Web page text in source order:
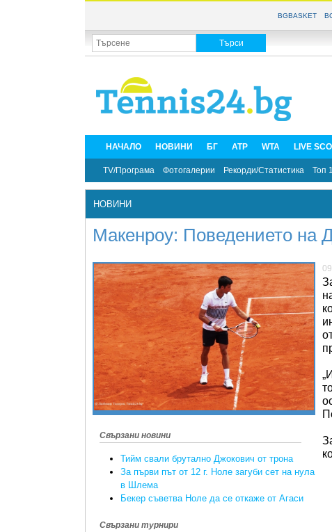
BGBASKET
НАЧАЛО НОВИНИ БГ ATP WTA LIVE
TV/Програма Фотогалерии Рекорди/Статистика Топ
НОВИНИ
Макенроу: Поведението на
Свързани новини
Тийм свали брутално Джокович от трона
За първи път от 12 г. Ноле загуби сет на нула
в Шлема
Бекер съветва Ноле да се откаже от Агаси
Свързани турнири